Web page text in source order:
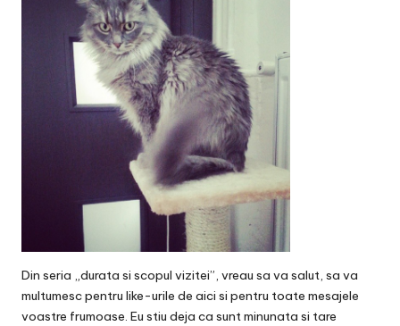
Din seria „durata si scopul vizitei”, vreau sa va salut, sa va
multumesc pentru like-urile de aici si pentru toate mesajele
voastre frumoase. Eu stiu deja ca sunt minunata si tare